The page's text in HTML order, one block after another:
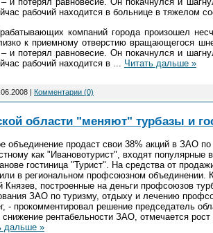
рабочий находится в больнице в тяжелом
компаний города произошел
к приемному отверстию вращающегося
и потерял равновесие. Он покачнулся и
рабочий находится в
Читать дальше »
| Комментарии (0)
области "меняют" турбазы и
объединение продаст свои 38% акций в ЗАО
как "Ивановотурист", входят
гостиница "Турист". На средства от
в региональном профсоюзном объединении.
построенные на деньги профсоюзов
ЗАО по туризму, отдыху и лечению
- прокомментировал решение председатель
рентабельности ЗАО, отмечается
дальше »